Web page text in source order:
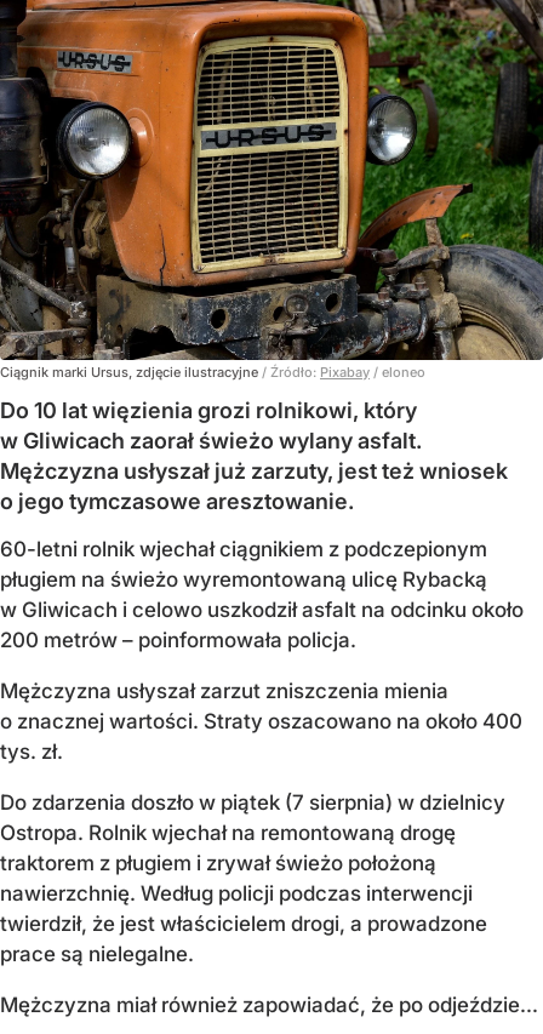
Ciągnik marki Ursus, zdjęcie ilustracyjne / Źródło: Pixabay / eloneo
Do 10 lat więzienia grozi rolnikowi, który
w Gliwicach zaorał świeżo wylany asfalt.
Mężczyzna usłyszał już zarzuty, jest też wniosek
o jego tymczasowe aresztowanie.
60-letni rolnik wjechał ciągnikiem z podczepionym
pługiem na świeżo wyremontowaną ulicę Rybacką
w Gliwicach i celowo uszkodził asfalt na odcinku około
200 metrów – poinformowała policja.
Mężczyzna usłyszał zarzut zniszczenia mienia
o znacznej wartości. Straty oszacowano na około 400
tys. zł.
Do zdarzenia doszło w piątek (7 sierpnia) w dzielnicy
Ostropa. Rolnik wjechał na remontowaną drogę
traktorem z pługiem i zrywał świeżo położoną
nawierzchnię. Według policji podczas interwencji
twierdził, że jest właścicielem drogi, a prowadzone
prace są nielegalne.
Mężczyzna miał również zapowiadać, że po odjeździe...